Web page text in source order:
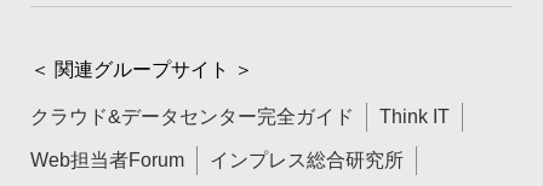
＜ 関連グループサイト ＞
クラウド&データセンター完全ガイド Think IT
Web担当者Forum インプレス総合研究所